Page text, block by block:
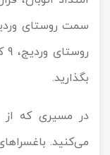
سمت روستای
بگذارید.
در مسیری که از
می‌کنید.